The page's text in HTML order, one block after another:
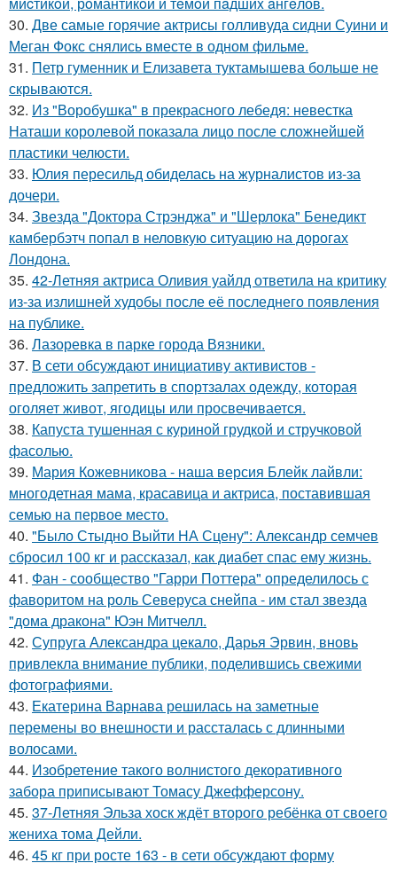
30. Две самые горячие актрисы голливуда сидни Суини и
Меган Фокс снялись вместе в одном фильме.
31. Петр гуменник и Елизавета туктамышева больше не
скрываются.
32. Из "Воробушка" в прекрасного лебедя: невестка
Наташи королевой показала лицо после сложнейшей
пластики челюсти.
33. Юлия пересильд обиделась на журналистов из-за
дочери.
34. Звезда "Доктора Стрэнджа" и "Шерлока" Бенедикт
камбербэтч попал в неловкую ситуацию на дорогах
Лондона.
35. 42-Летняя актриса Оливия уайлд ответила на критику
из-за излишней худобы после её последнего появления
на публике.
36. Лазоревка в парке города Вязники.
37. В сети обсуждают инициативу активистов -
предложить запретить в спортзалах одежду, которая
оголяет живот, ягодицы или просвечивается.
38. Капуста тушенная с куриной грудкой и стручковой
фасолью.
39. Мария Кожевникова - наша версия Блейк лайвли:
многодетная мама, красавица и актриса, поставившая
семью на первое место.
40. "Было Стыдно Выйти НА Сцену": Александр семчев
сбросил 100 кг и рассказал, как диабет спас ему жизнь.
41. Фан - сообщество "Гарри Поттера" определилось с
фаворитом на роль Северуса снейпа - им стал звезда
"дома дракона" Юэн Митчелл.
42. Супруга Александра цекало, Дарья Эрвин, вновь
привлекла внимание публики, поделившись свежими
фотографиями.
43. Екатерина Варнава решилась на заметные
перемены во внешности и рассталась с длинными
волосами.
44. Изобретение такого волнистого декоративного
забора приписывают Томасу Джефферсону.
45. 37-Летняя Эльза хоск ждёт второго ребёнка от своего
жениха тома Дейли.
46. 45 кг при росте 163 - в сети обсуждают форму